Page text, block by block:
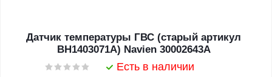
Датчик температуры ГВС (старый артикул
BH1403071A) Navien 30002643A
Есть в наличии